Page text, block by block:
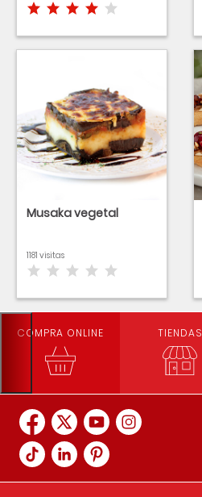
Musaka vegetal
1181 visitas
COMPRA ONLINE TIENDAS